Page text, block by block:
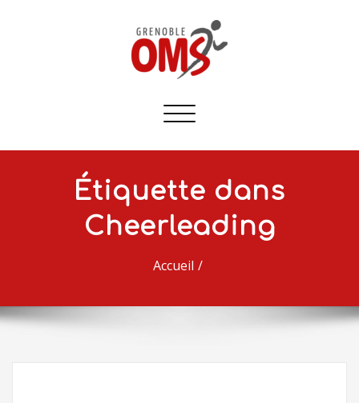
Afficher/masquer
navigation
Étiquette dans
Cheerleading
Accueil